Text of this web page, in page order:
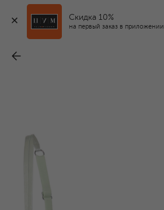
Скидка 10%
на первый заказ в приложении
AMBRA